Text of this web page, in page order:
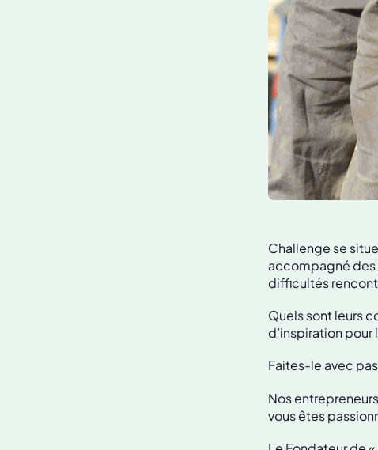
Challenge se
accompagné des
difficultés
Quels sont leurs
d’inspiration
Faites-le avec
Nos
vous êtes